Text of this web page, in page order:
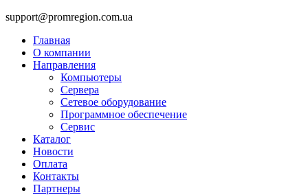
support@promregion.com.ua
Главная
О компании
Направления
Компьютеры
Сервера
Сетевое оборудование
Программное обеспечение
Сервис
Каталог
Новости
Оплата
Контакты
Партнеры